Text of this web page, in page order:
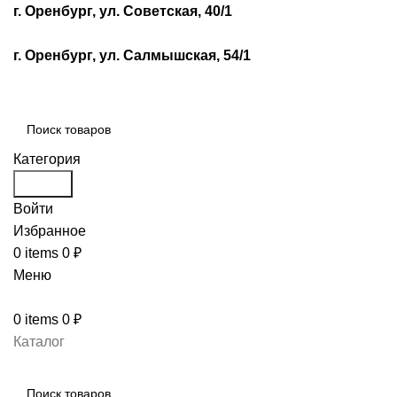
г. Оренбург, ул. Советская, 40/1
г. Оренбург, ул. Салмышская, 54/1
Категория
Войти
Избранное
0 items 0 ₽
Меню
0 items 0 ₽
Каталог